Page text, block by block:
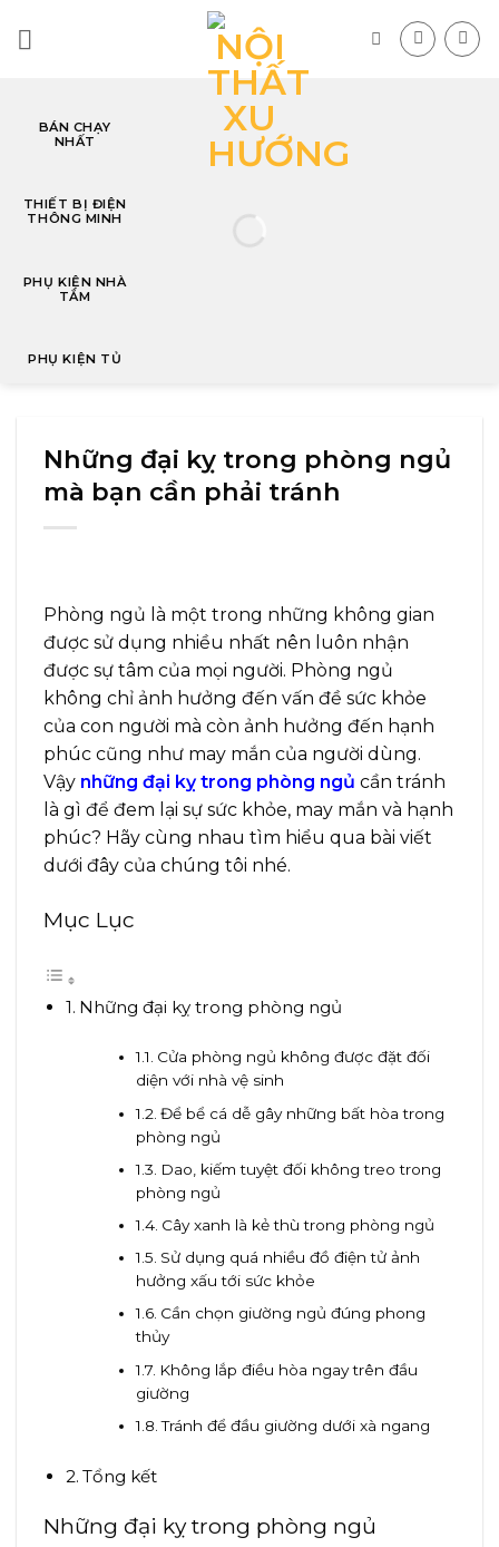
BÁN CHẠY
NHẤT
THIẾT BỊ ĐIỆN
THÔNG MINH
PHỤ KIỆN NHÀ
TẮM
PHỤ KIỆN TỦ
Những đại kỵ trong phòng ngủ
mà bạn cần phải tránh
Phòng ngủ là một trong những không gian
được sử dụng nhiều nhất nên luôn nhận
được sự tâm của mọi người. Phòng ngủ
không chỉ ảnh hưởng đến vấn đề sức khỏe
của con người mà còn ảnh hưởng đến hạnh
phúc cũng như may mắn của người dùng.
Vậy những đại kỵ trong phòng ngủ cần tránh
là gì để đem lại sự sức khỏe, may mắn và hạnh
phúc? Hãy cùng nhau tìm hiểu qua bài viết
dưới đây của chúng tôi nhé.
Mục Lục
Những đại kỵ trong phòng ngủ
Cửa phòng ngủ không được đặt đối
diện với nhà vệ sinh
Để bể cá dễ gây những bất hòa trong
phòng ngủ
Dao, kiếm tuyệt đối không treo trong
phòng ngủ
Cây xanh là kẻ thù trong phòng ngủ
Sử dụng quá nhiều đồ điện tử ảnh
hưởng xấu tới sức khỏe
Cần chọn giường ngủ đúng phong
thủy
Không lắp điều hòa ngay trên đầu
giường
Tránh để đầu giường dưới xà ngang
Tổng kết
Những đại kỵ trong phòng ngủ